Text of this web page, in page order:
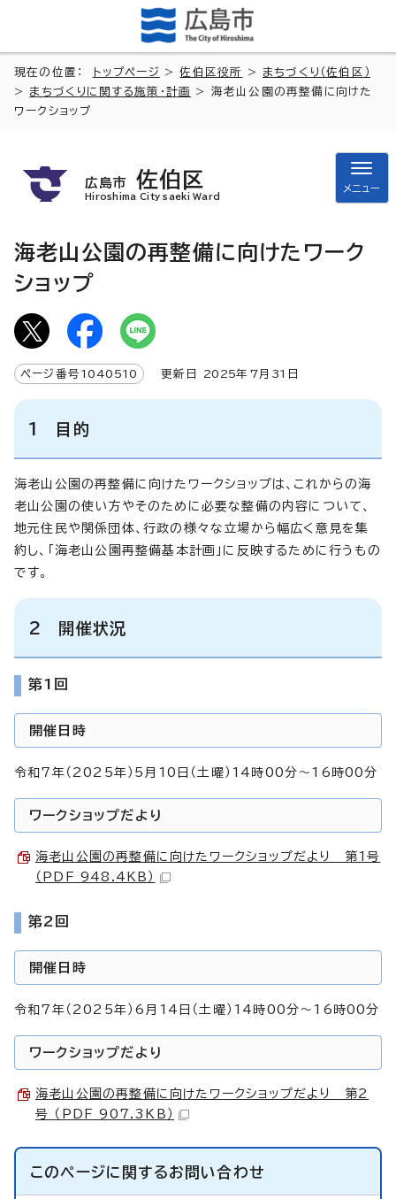
現在の位置： トップページ >佐伯区役所 > まちづくり（佐伯区）
> まちづくりに関する施策・計画
> 海老山公園の再整備に向けた
ワークショップ
広島市 佐伯区
Hiroshima City saeki Ward
メニュー
海老山公園の再整備に向けたワーク
ショップ
ページ番号 1040510 更新日 2025年7月 31 日
1 目的
海老山公園の再整備に向けたワークショップは、これからの海
老山公園の使い方やそのために必要な整備の内容について、
地元住民や関係団体、行政の様々な立場から幅広く意見を集
約し、「海老山公園再整備基本計画」に反映するために行うもの
です。
2 開催状況
第1回
開催日時
令和7年（2025年）5月10日（土曜）14時00分～16時00分
ワークショップだより
海老山公園の再整備に向けたワークショップだより 第1号
（PDF 948.4KB）
第2回
開催日時
令和7年（2025年）6月14日（土曜）14時00分～16時00分
ワークショップだより
海老山公園の再整備に向けたワークショップだより 第2
号 （PDF 907.3KB）
このページに関するお問い合わせ